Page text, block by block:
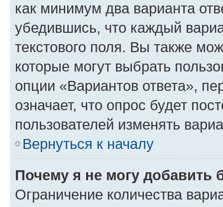
как минимум два варианта
убедившись, что каждый
текстового поля. Вы также
которые могут выбрать
опции «Вариантов ответа»,
означает, что опрос будет
пользователей изменять
Вернуться к началу
Почему я не могу добавить
Ограничение количества